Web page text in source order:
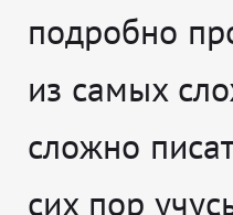
подробно
из самых
сложно
сих пор